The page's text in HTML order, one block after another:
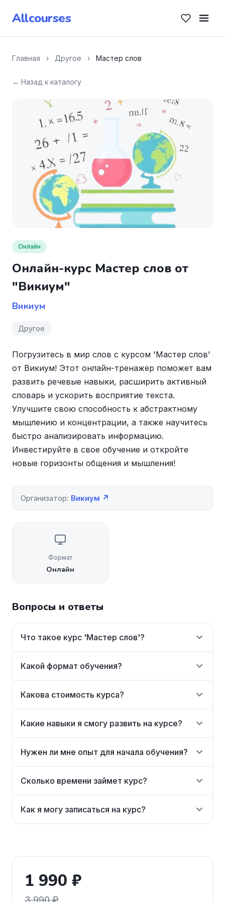
Allcourses
Главная › Другое › Мастер слов
← Назад к каталогу
Онлайн
Онлайн-курс Мастер слов от
"Викиум"
Викиум
Другое
Погрузитесь в мир слов с курсом 'Мастер слов'
от Викиум! Этот онлайн-тренажер поможет вам
развить речевые навыки, расширить активный
словарь и ускорить восприятие текста.
Улучшите свою способность к абстрактному
мышлению и концентрации, а также научитесь
быстро анализировать информацию.
Инвестируйте в свое обучение и откройте
новые горизонты общения и мышления!
Организатор: Викиум ↗
Формат
Онлайн
Вопросы и ответы
Что такое курс 'Мастер слов'?
Какой формат обучения?
Какова стоимость курса?
Какие навыки я смогу развить на курсе?
Нужен ли мне опыт для начала обучения?
Сколько времени займет курс?
Как я могу записаться на курс?
1 990 ₽
3 990 ₽